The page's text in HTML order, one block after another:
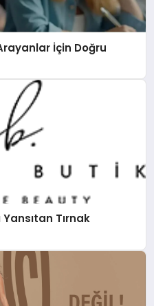
İçin Doğru
Yansıtan Tırnak